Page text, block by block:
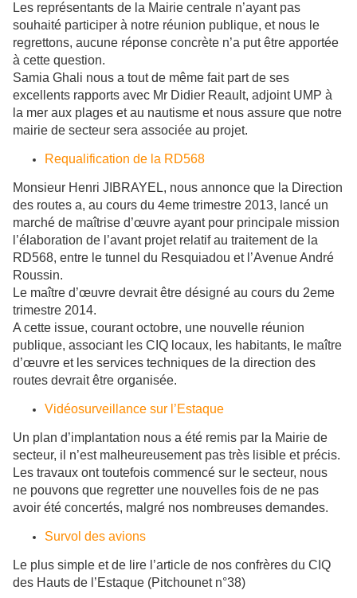
​Les représentants de la Mairie centrale n’ayant pas
souhaité participer à notre réunion publique, et nous le
regrettons, aucune réponse concrète n’a put être apportée
à cette question.
Samia Ghali nous a tout de même fait part de ses
excellents rapports avec Mr Didier Reault, adjoint UMP à
la mer aux plages et au nautisme et nous assure que notre
mairie de secteur sera associée au projet.
Requalification de la RD568
​Monsieur Henri JIBRAYEL, nous annonce que la Direction
des routes a, au cours du 4eme trimestre 2013, lancé un
marché de maîtrise d’œuvre ayant pour principale mission
l’élaboration de l’avant projet relatif au traitement de la
RD568, entre le tunnel du Resquiadou et l’Avenue André
Roussin.
Le maître d’œuvre devrait être désigné au cours du 2eme
trimestre 2014.
A cette issue, courant octobre, une nouvelle réunion
publique, associant les CIQ locaux, les habitants, le maître
d’œuvre et les services techniques de la direction des
routes devrait être organisée.
Vidéosurveillance sur l’Estaque
​Un plan d’implantation nous a été remis par la Mairie de
secteur, il n’est malheureusement pas très lisible et précis.
Les travaux ont toutefois commencé sur le secteur, nous
ne pouvons que regretter une nouvelles fois de ne pas
avoir été concertés, malgré nos nombreuses demandes.
Survol des avions
​Le plus simple et de lire l’article de nos confrères du CIQ
des Hauts de l’Estaque (Pitchounet n°38)